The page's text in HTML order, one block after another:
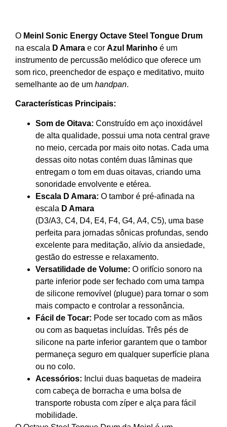
O Meinl Sonic Energy Octave Steel Tongue Drum
na escala D Amara e cor Azul Marinho é um
instrumento de percussão melódico que oferece um
som rico, preenchedor de espaço e meditativo, muito
semelhante ao de um handpan.
Características Principais:
Som de Oitava: Construído em aço inoxidável
de alta qualidade, possui uma nota central grave
no meio, cercada por mais oito notas. Cada uma
dessas oito notas contém duas lâminas que
entregam o tom em duas oitavas, criando uma
sonoridade envolvente e etérea.
Escala D Amara: O tambor é pré-afinada na
escala D Amara
(D3/A3, C4, D4, E4, F4, G4, A4, C5), uma base
perfeita para jornadas sônicas profundas, sendo
excelente para meditação, alívio da ansiedade,
gestão do estresse e relaxamento.
Versatilidade de Volume: O orifício sonoro na
parte inferior pode ser fechado com uma tampa
de silicone removível (plugue) para tornar o som
mais compacto e controlar a ressonância.
Fácil de Tocar: Pode ser tocado com as mãos
ou com as baquetas incluídas. Três pés de
silicone na parte inferior garantem que o tambor
permaneça seguro em qualquer superfície plana
ou no colo.
Acessórios: Inclui duas baquetas de madeira
com cabeça de borracha e uma bolsa de
transporte robusta com zíper e alça para fácil
mobilidade.